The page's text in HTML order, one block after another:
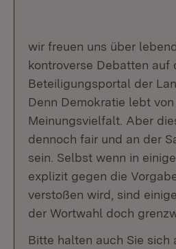
wir freuen uns über
kontroverse Debatten auf
Beteiligungsportal der
Denn Demokratie lebt
Meinungsvielfalt. Aber
dennoch fair und an der
sein. Selbst wenn in
explizit gegen die
verstoßen wird, sind
der Wortwahl doch
Bitte halten auch Sie sich